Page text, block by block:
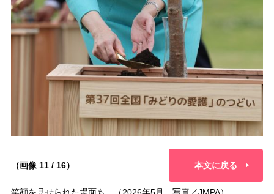
（画像 11 / 16） 本文に戻る